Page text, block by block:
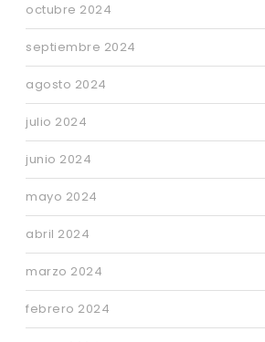
octubre 2024
septiembre 2024
agosto 2024
julio 2024
junio 2024
mayo 2024
abril 2024
marzo 2024
febrero 2024